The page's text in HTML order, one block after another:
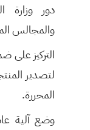
دور وزارة
والمجالس
التركيز على
لتصدير
المحررة.
وضع آلية